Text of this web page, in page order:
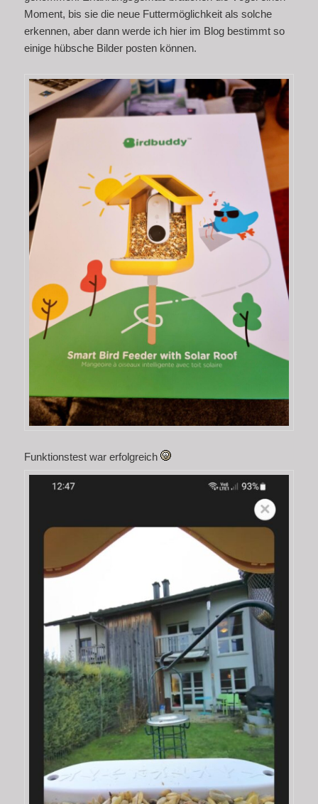
Moment, bis sie die neue Futtermöglichkeit als solche
erkennen, aber dann werde ich hier im Blog bestimmt so
einige hübsche Bilder posten können.
Funktionstest war erfolgreich